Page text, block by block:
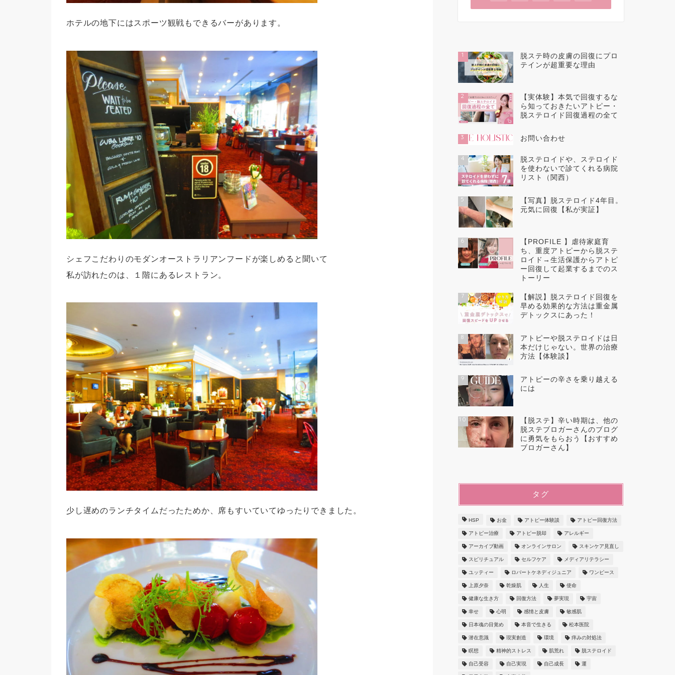
ホテルの地下にはスポーツ観戦もできるバーがあります。
シェフこだわりのモダンオーストラリアンフードが楽しめると聞いて
私が訪れたのは、１階にあるレストラン。
少し遅めのランチタイムだったためか、席もすいていてゆったりできました。
1
脱ステ時の皮膚の回復にプロ
テインが超重要な理由
2
【実体験】本気で回復するな
ら知っておきたいアトピー・
脱ステロイド回復過程の全て
3 お問い合わせ
4
脱ステロイドや、ステロイド
を使わないで診てくれる病院
リスト（関西）
5
【写真】脱ステロイド4年目。
元気に回復【私が実証】
6
【PROFILE 】虐待家庭育
ち、重度アトピーから脱ステ
ロイド→生活保護からアトピ
ー回復して起業するまでのス
トーリー
7
【解説】脱ステロイド回復を
早める効果的な方法は重金属
デトックスにあった！
8
アトピーや脱ステロイドは日
本だけじゃない。世界の治療
方法【体験談】
9
アトピーの辛さを乗り越える
には
10
【脱ステ】辛い時期は、他の
脱ステブロガーさんのブログ
に勇気をもらおう【おすすめ
ブロガーさん】
タグ
HSP お金 アトピー体験談 アトピー回復方法
アトピー治療 アトピー脱却 アレルギー
アーカイブ動画 オンラインサロン スキンケア見直し
スピリチュアル セルフケア メディアリテラシー
ユッティー ロバートケネディジュニア ワンピース
上原夕奈 乾燥肌 人生 使命
健康な生き方 回復方法 夢実現 宇宙
幸せ 心明 感情と皮膚 敏感肌
日本魂の目覚め 本音で生きる 松本医院
潜在意識 現実創造 環境 痒みの対処法
瞑想 精神的ストレス 肌荒れ 脱ステロイド
自己受容 自己実現 自己成長 運